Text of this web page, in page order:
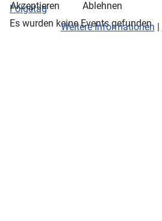
Folgetag
Es wurden keine Events gefunden
Akzeptieren
Ablehnen
Weitere Informationen |